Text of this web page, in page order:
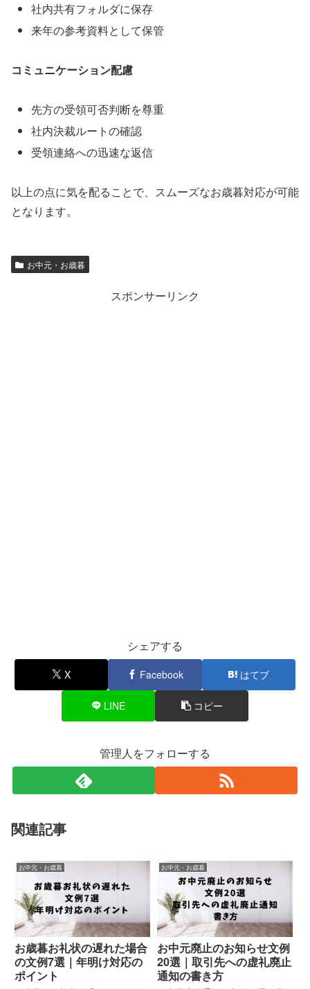
社内共有フォルダに保存
来年の参考資料として保管
コミュニケーション配慮
先方の受領可否判断を尊重
社内決裁ルートの確認
受領連絡への迅速な返信
以上の点に気を配ることで、スムーズなお歳暮対応が可能
となります。
お中元・お歳暮
スポンサーリンク
シェアする
X Facebook はてブ
LINE コピー
管理人をフォローする
関連記事
お中元・お歳暮
お歳暮お礼状の遅れた場合
の文例7選｜年明け対応の
ポイント
お中元・お歳暮
お中元廃止のお知らせ文例
20選｜取引先への虚礼廃止
通知の書き方